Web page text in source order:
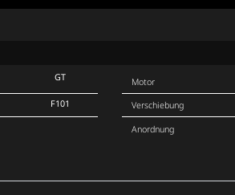
GT
F101
Motor
Verschiebung
Anordnung